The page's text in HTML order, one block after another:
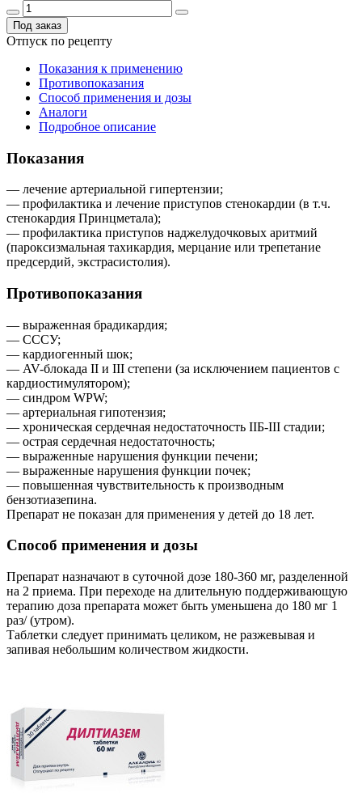
Под заказ
Отпуск по рецепту
Показания к применению
Противопоказания
Способ применения и дозы
Аналоги
Подробное описание
Показания
— лечение артериальной гипертензии;
— профилактика и лечение приступов стенокардии (в т.ч.
стенокардия Принцметала);
— профилактика приступов наджелудочковых аритмий
(пароксизмальная тахикардия, мерцание или трепетание
предсердий, экстрасистолия).
Противопоказания
— выраженная брадикардия;
— СССУ;
— кардиогенный шок;
— AV-блокада II и III степени (за исключением пациентов с
кардиостимулятором);
— синдром WPW;
— артериальная гипотензия;
— хроническая сердечная недостаточность IIБ-III стадии;
— острая сердечная недостаточность;
— выраженные нарушения функции печени;
— выраженные нарушения функции почек;
— повышенная чувствительность к производным
бензотиазепина.
Препарат не показан для применения у детей до 18 лет.
Способ применения и дозы
Препарат назначают в суточной дозе 180-360 мг, разделенной
на 2 приема. При переходе на длительную поддерживающую
терапию доза препарата может быть уменьшена до 180 мг 1
раз/ (утром).
Таблетки следует принимать целиком, не разжевывая и
запивая небольшим количеством жидкости.